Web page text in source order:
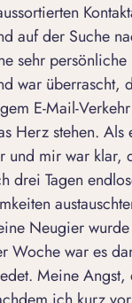
auf der Suche
sehr persönliche
war überrascht,
E-Mail-
Herz stehen.
mir war klar,
drei Tagen
Neugier
Woche war es
Meine